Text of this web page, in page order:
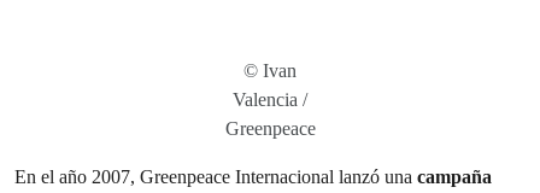
© Ivan
Valencia /
Greenpeace
En el año 2007, Greenpeace Internacional lanzó una campaña